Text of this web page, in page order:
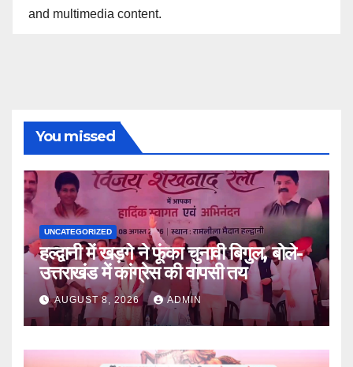
and multimedia content.
You missed
UNCATEGORIZED
हल्द्वानी में खड़गे ने फूंका चुनावी बिगुल, बोले-
उत्तराखंड में कांग्रेस की वापसी तय
AUGUST 8, 2026 ADMIN